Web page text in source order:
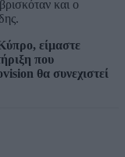
και ο
είμαστε
που
θα συνεχιστεί